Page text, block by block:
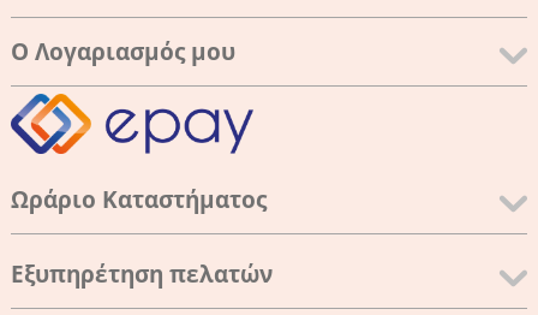
Ο Λογαριασμός μου
Ωράριο Καταστήματος
Εξυπηρέτηση πελατών